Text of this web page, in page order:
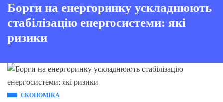
Борги на енергоринку ускладнюють
стабілізацію енергосистеми: які
ризики
ЄКОНОМІКА